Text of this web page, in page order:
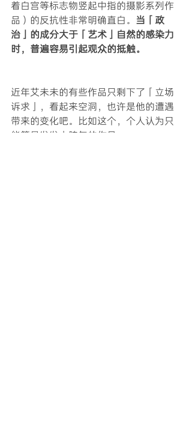
着白宫等标志物竖起中指的摄影系列作
品）的反抗性非常明确直白。
当「政
治」的成分大于「艺术」自然的感染力
时，普遍容易引起观众的抵触。
近年艾未未的有些作品只剩下了「立场
诉求」，看起来空洞，也许是他的遭遇
带来的变化吧。比如这个，个人认为只
能算是发发小脾气的作品：